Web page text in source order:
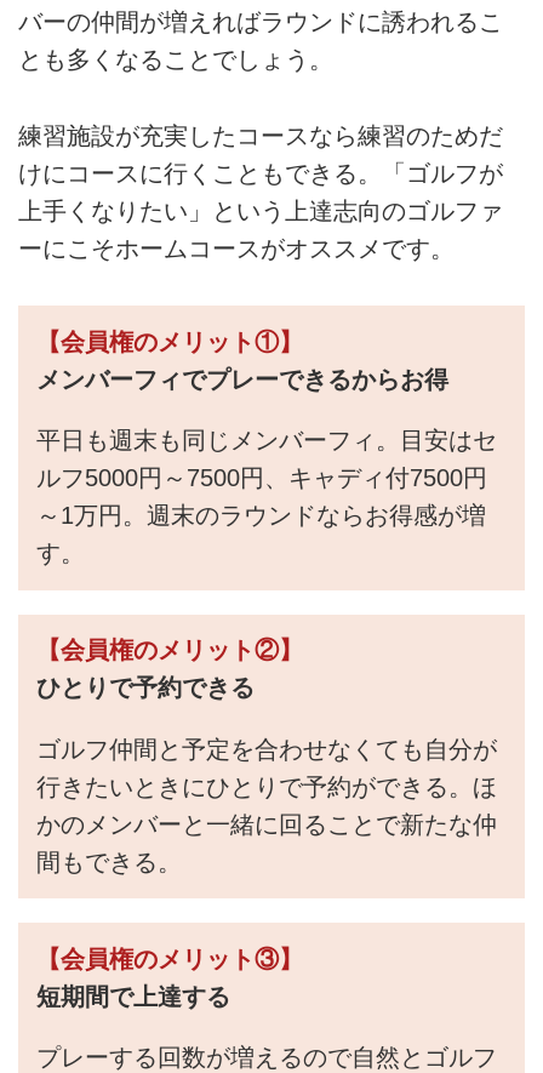
バーの仲間が増えればラウンドに誘われるこ
とも多くなることでしょう。
練習施設が充実したコースなら練習のためだ
けにコースに行くこともできる。「ゴルフが
上手くなりたい」という上達志向のゴルファ
ーにこそホームコースがオススメです。
【会員権のメリット①】
メンバーフィでプレーできるからお得
平日も週末も同じメンバーフィ。目安はセ
ルフ5000円～7500円、キャディ付7500円
～1万円。週末のラウンドならお得感が増
す。
【会員権のメリット②】
ひとりで予約できる
ゴルフ仲間と予定を合わせなくても自分が
行きたいときにひとりで予約ができる。ほ
かのメンバーと一緒に回ることで新たな仲
間もできる。
【会員権のメリット③】
短期間で上達する
プレーする回数が増えるので自然とゴルフ